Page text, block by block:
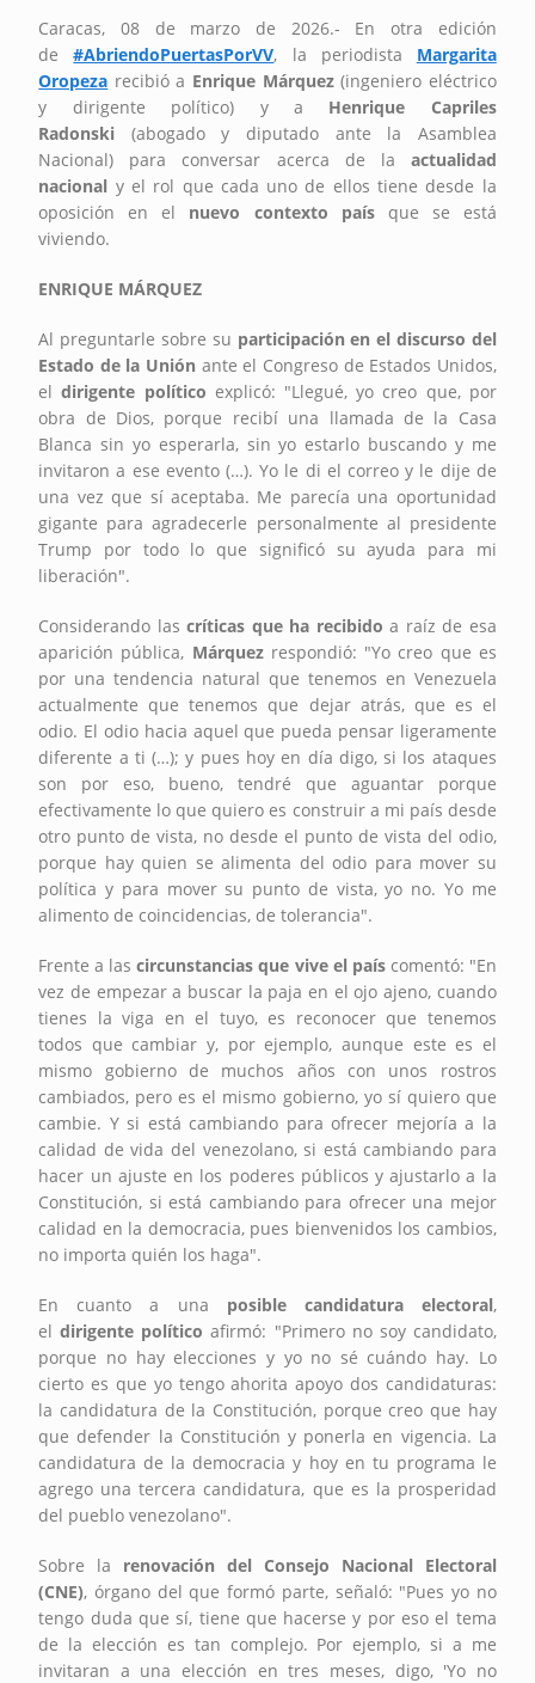
Caracas, 08 de marzo de 2026.- En otra edición
de#AbriendoPuertasPorVV, la periodista Margarita
Oropeza recibió a Enrique Márquez(ingeniero eléctrico
y dirigente político) y a Henrique Capriles
Radonski (abogado y diputado ante la Asamblea
Nacional) para conversar acerca de la actualidad
nacional y el rol que cada uno de ellos tiene desde la
oposición en el nuevo contexto paísque se está
viviendo.
ENRIQUE MÁRQUEZ
Al preguntarle sobre su participación en el discurso del
Estado de la Unión ante el Congreso de Estados Unidos,
eldirigente político explicó: "Llegué, yo creo que, por
obra de Dios, porque recibí una llamada de la Casa
Blanca sin yo esperarla, sin yo estarlo buscando y me
invitaron a ese evento (…). Yo le di el correo y le dije de
una vez que sí aceptaba. Me parecía una oportunidad
gigante para agradecerle personalmente al presidente
Trump por todo lo que significó su ayuda para mi
liberación".
Considerando lascríticas que ha recibido a raíz de esa
aparición pública, Márquezrespondió: "Yo creo que es
por una tendencia natural que tenemos en Venezuela
actualmente que tenemos que dejar atrás, que es el
odio. El odio hacia aquel que pueda pensar ligeramente
diferente a ti (…); y pues hoy en día digo, si los ataques
son por eso, bueno, tendré que aguantar porque
efectivamente lo que quiero es construir a mi país desde
otro punto de vista, no desde el punto de vista del odio,
porque hay quien se alimenta del odio para mover su
política y para mover su punto de vista, yo no. Yo me
alimento de coincidencias, de tolerancia".
Frente a lascircunstancias que vive el paíscomentó: "En
vez de empezar a buscar la paja en el ojo ajeno, cuando
tienes la viga en el tuyo, es reconocer que tenemos
todos que cambiar y, por ejemplo, aunque este es el
mismo gobierno de muchos años con unos rostros
cambiados, pero es el mismo gobierno, yo sí quiero que
cambie. Y si está cambiando para ofrecer mejoría a la
calidad de vida del venezolano, si está cambiando para
hacer un ajuste en los poderes públicos y ajustarlo a la
Constitución, si está cambiando para ofrecer una mejor
calidad en la democracia, pues bienvenidos los cambios,
no importa quién los haga".
En cuanto a una posible candidatura electoral,
el dirigente político afirmó: "Primero no soy candidato,
porque no hay elecciones y yo no sé cuándo hay. Lo
cierto es que yo tengo ahorita apoyo dos candidaturas:
la candidatura de la Constitución, porque creo que hay
que defender la Constitución y ponerla en vigencia. La
candidatura de la democracia y hoy en tu programa le
agrego una tercera candidatura, que es la prosperidad
del pueblo venezolano".
Sobre la renovación del Consejo Nacional Electoral
(CNE), órgano del que formó parte, señaló: "Pues yo no
tengo duda que sí, tiene que hacerse y por eso el tema
de la elección es tan complejo. Por ejemplo, si a me
invitaran a una elección en tres meses, digo, 'Yo no